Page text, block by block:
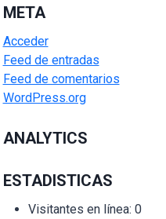
META
Acceder
Feed de entradas
Feed de comentarios
WordPress.org
ANALYTICS
ESTADISTICAS
Visitantes en línea: 0